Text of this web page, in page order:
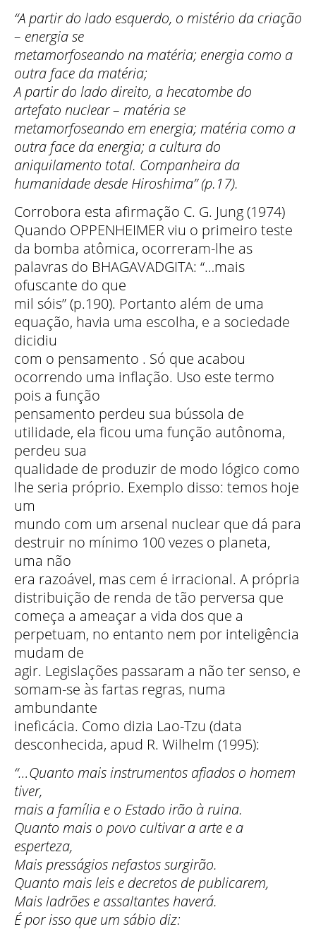
“A partir do lado esquerdo, o mistério da criação
– energia se
metamorfoseando na matéria; energia como a
outra face da matéria;
A partir do lado direito, a hecatombe do
artefato nuclear – matéria se
metamorfoseando em energia; matéria como a
outra face da energia; a cultura do
aniquilamento total. Companheira da
humanidade desde Hiroshima” (p.17).
Corrobora esta afirmação C. G. Jung (1974)
Quando OPPENHEIMER viu o primeiro teste
da bomba atômica, ocorreram-lhe as
palavras do BHAGAVADGITA: “…mais
ofuscante do que
mil sóis” (p.190). Portanto além de uma
equação, havia uma escolha, e a sociedade
dicidiu
com o pensamento . Só que acabou
ocorrendo uma inflação. Uso este termo
pois a função
pensamento perdeu sua bússola de
utilidade, ela ficou uma função autônoma,
perdeu sua
qualidade de produzir de modo lógico como
lhe seria próprio. Exemplo disso: temos hoje
um
mundo com um arsenal nuclear que dá para
destruir no mínimo 100 vezes o planeta,
uma não
era razoável, mas cem é irracional. A própria
distribuição de renda de tão perversa que
começa a ameaçar a vida dos que a
perpetuam, no entanto nem por inteligência
mudam de
agir. Legislações passaram a não ter senso, e
somam-se às fartas regras, numa
ambundante
ineficácia. Como dizia Lao-Tzu (data
desconhecida, apud R. Wilhelm (1995):
“…Quanto mais instrumentos afiados o homem
tiver,
mais a família e o Estado irão à ruina.
Quanto mais o povo cultivar a arte e a
esperteza,
Mais presságios nefastos surgirão.
Quanto mais leis e decretos de publicarem,
Mais ladrões e assaltantes haverá.
É por isso que um sábio diz: